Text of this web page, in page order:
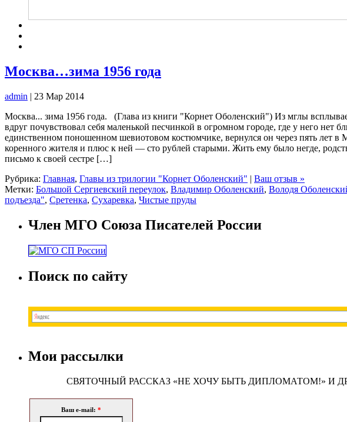
Москва…зима 1956 года
admin | 23 Мар 2014
Москва... зима 1956 года. (Глава из книги "Корнет Оболенский") Из мглы
вдруг почувствовал себя маленькой песчинкой в огромном городе, где у него
единственном поношенном шевиотовом костюмчике, вернулся он через пять лет
коренного жителя и плюс к ней — сто рублей старыми. Жить ему было негде,
письмо к своей сестре […]
Рубрика: Главная, Главы из трилогии "Корнет Оболенский" | Ваш отзыв »
Метки: Большой Сергиевский переулок, Владимир Оболенский, Володя
подъезда", Сретенка, Сухаревка, Чистые пруды
Член МГО Союза Писателей России
Поиск по сайту
Мои рассылки
СВЯТОЧНЫЙ РАССКАЗ «НЕ ХОЧУ БЫТЬ ДИПЛОМАТОМ!» И
Ваш e-mail: *